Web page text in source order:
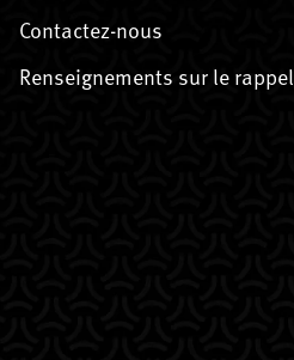
Contactez-nous
Renseignements sur le rappel